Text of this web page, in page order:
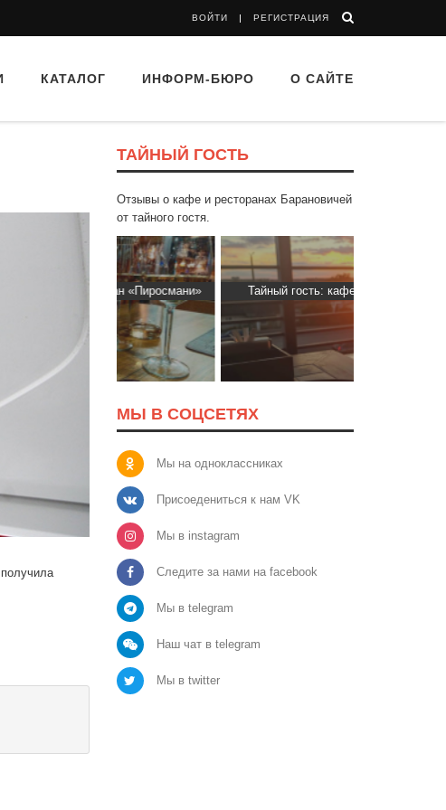
ВОЙТИ РЕГИСТРАЦИЯ
КАТАЛОГ ИНФОРМ-БЮРО О САЙТЕ
ТАЙНЫЙ ГОСТЬ
Отзывы о кафе и ресторанах Барановичей
от тайного гостя.
Тайный гость: кафе «Автограф»
МЫ В СОЦСЕТЯХ
Мы на одноклассниках
Присоедениться к нам VK
Мы в instagram
Следите за нами на facebook
Мы в telegram
Наш чат в telegram
Мы в twitter